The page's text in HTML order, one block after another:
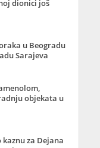
dionici još
u Beogradu
Sarajeva
objekata u
za Dejana